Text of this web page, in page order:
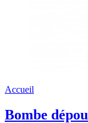
Accueil
Bombe